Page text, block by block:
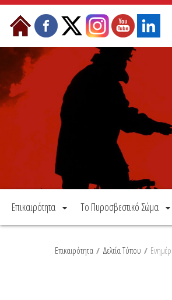
Μετάβαση στο περιεχόμενο
Επικαιρότητα Το Πυροσβεστικό Σώμα
Επικαιρότητα / Δελτία Τύπου /